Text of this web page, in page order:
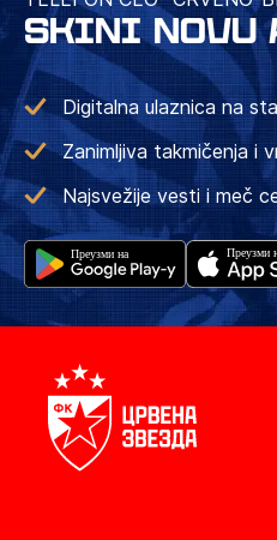
SKINI NOVU
Digitalna ulaznica na
Zanimljiva takmičenja i
Najsvežije vesti i meč